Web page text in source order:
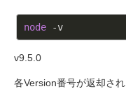
node -v
v9.5.0
各Version番号が返却さ